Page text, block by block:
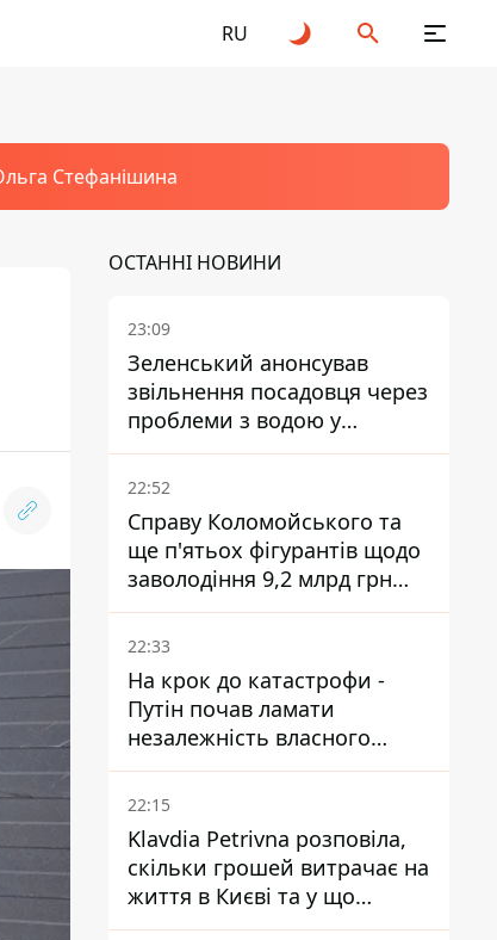
RU
Стефанішина
ОСТАННІ НОВИНИ
23:09
Зеленський анонсував
звільнення посадовця через
проблеми з водою у
Марганці
22:52
Справу Коломойського та
ще п'ятьох фігурантів щодо
заволодіння 9,2 млрд грн
ПриватБанку скерували до
суду
22:33
На крок до катастрофи -
Путін почав ламати
незалежність власного
Центробанку, змусивши
знизити базову ставку
22:15
Klavdia Petrivna розповіла,
скільки грошей витрачає на
життя в Києві та у що
вкладає мільйони